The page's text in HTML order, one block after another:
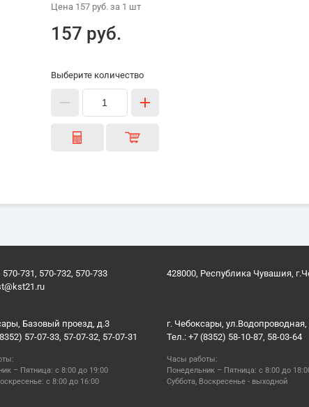
Цена 157 руб.за 1 шт
157 руб.
Выберите количество
570-731, 570-732, 570-733
428000, Республика Чувашия,
Базовый проезд, д.3
57-07-33, 57-07-32, 57-07-31
– Пятница: с 8:00 до 19:00
с 8:00 до 16:00
г. Чебоксары,
Тел.: +7 (8352) 58-10-87, 58-03-64
Часы работы:
Понедельник – Пятница: с 8:00 до
Суббота, Воскресенье - выходной